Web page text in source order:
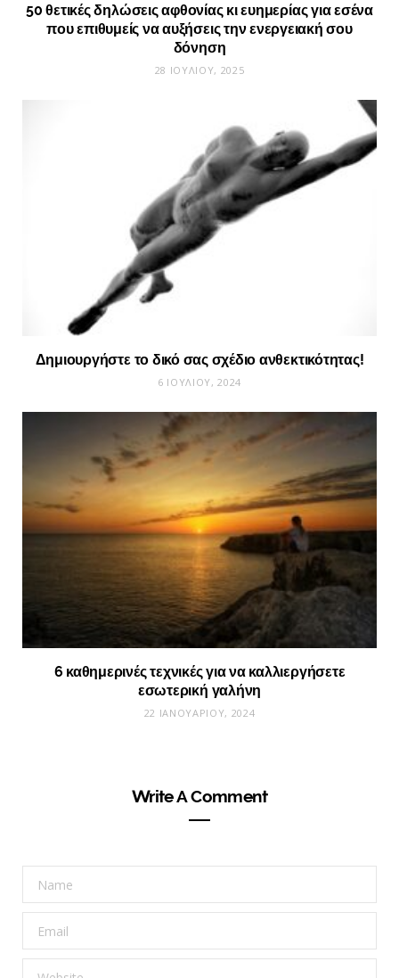
50 θετικές δηλώσεις αφθονίας κι ευημερίας για εσένα
που επιθυμείς να αυξήσεις την ενεργειακή σου
δόνηση
28 ΙΟΥΛΊΟΥ, 2025
Δημιουργήστε το δικό σας σχέδιο ανθεκτικότητας!
6 ΙΟΥΛΊΟΥ, 2024
6 καθημερινές τεχνικές για να καλλιεργήσετε
εσωτερική γαλήνη
22 ΙΑΝΟΥΑΡΊΟΥ, 2024
Write A Comment